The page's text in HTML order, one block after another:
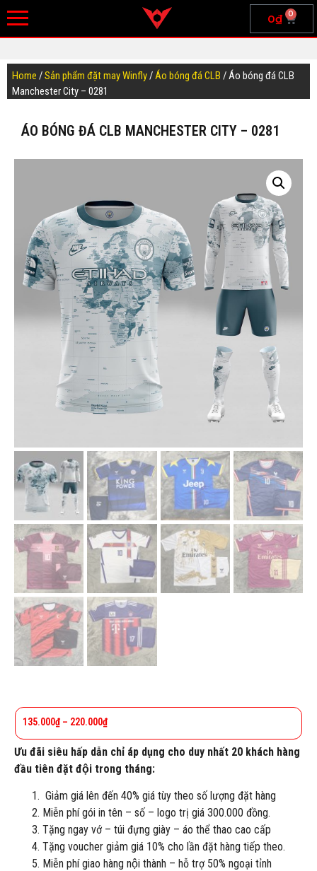
0₫ 0
Home /Sản phẩm đặt may Winfly/Áo bóng đá CLB / Áo bóng đá CLB
Manchester City – 0281
ÁO BÓNG ĐÁ CLB MANCHESTER CITY – 0281
135.000₫ – 220.000₫
Ưu đãi siêu hấp dẫn chỉ áp dụng cho duy nhất 20 khách hàng
đầu tiên đặt đội trong tháng:
Giảm giá lên đến 40% giá tùy theo số lượng đặt hàng
Miễn phí gói in tên – số – logo trị giá 300.000 đồng.
Tặng ngay vớ – túi đựng giày – áo thể thao cao cấp
Tặng voucher giảm giá 10% cho lần đặt hàng tiếp theo.
Miễn phí giao hàng nội thành – hỗ trợ 50% ngoại tỉnh